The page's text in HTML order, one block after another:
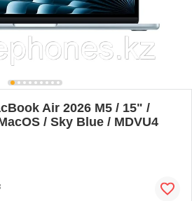
Air 2026 M5 / 15" /
/ Sky Blue / MDVU4